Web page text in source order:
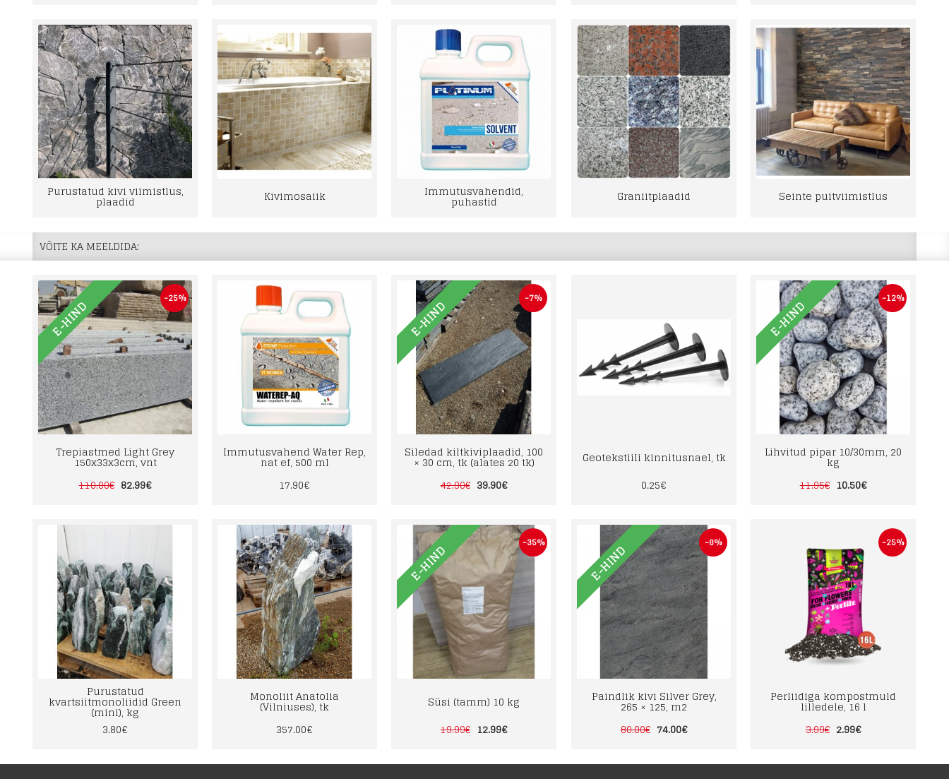
Purustatud kivi viimistlus,
plaadid Kivimosaiik Immutusvahendid,
puhastid Graniitplaadid Seinte puitviimistlus
VÕITE KA MEELDIDA:
-25%
E-HIND
Trepiastmed Light Grey
150x33x3cm, vnt
110.00€ 82.99€
Immutusvahend Water Rep,
nat ef, 500 ml
17.90€
-7%
E-HIND
Siledad kiltkiviplaadid, 100
× 30 cm, tk (alates 20 tk)
42.90€ 39.90€
Geotekstiili kinnitusnael, tk
0.25€
-12%
E-HIND
Lihvitud pipar 10/30mm, 20
kg
11.95€ 10.50€
Purustatud
kvartsiitmonoliidid Green
(mini), kg
3.80€
Monoliit Anatolia
(Vilniuses), tk
357.00€
-35%
E-HIND
Süsi (tamm) 10 kg
19.99€ 12.99€
-8%
E-HIND
Paindlik kivi Silver Grey,
265 × 125, m2
80.00€ 74.00€
-25%
Perliidiga kompostmuld
lilledele, 16 l
3.99€ 2.99€